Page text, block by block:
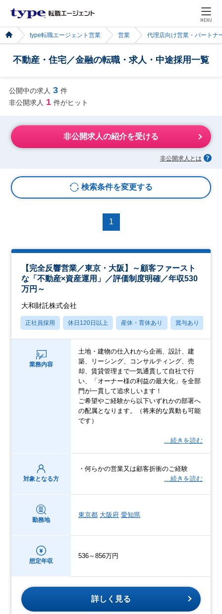
MENU
type転職エージェント営業 営業 代理店向け営業・パートナ
不動産・住宅／金融の転職・求人・中途採用一覧
公開中の求人 3 件
非公開求人 1 件がヒット
非公開求人の紹介を受ける
非公開求人とは
検索条件を変更する
1
【完全反響営業／東京・大阪】～顧客ファースト
な「不動産×資産運用」／評価制度明確／年収530
万円～
大和財託株式会社
正社員採用 休日120日以上 産休・育休あり 賞与あり
業務内容
土地・建物の仕入れから企画、設計、建
築、リーシング、コンサルティング、売
却、賃貸管理まで一気通貫して自社で行
い、「オーナー様の利益の最大化」を全部
門が一貫して追求しいます！
ご希望やご経験から以下いずれかの部署へ
の配属となります。（将来的な異動も可能
です）
…続きを読む
対象となる方
・何らかの営業又は顧客折衝のご経験
…続きを読む
勤務地
東京都 大阪府 愛知県
想定年収
536～856万円
詳しく見る